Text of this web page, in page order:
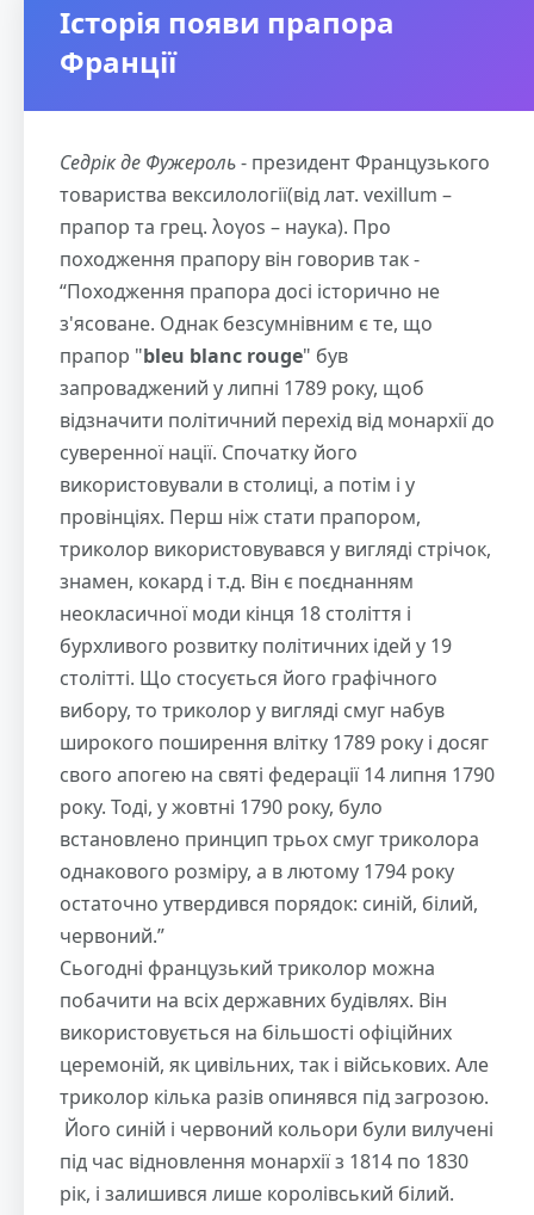
Історія появи прапора
Франції
Седрік де Фужероль- президент Французького
товариства вексилології(від лат. vexillum –
прапор та грец. λογοs – наука). Про
походження прапору він говорив так -
“Походження прапора досі історично не
з'ясоване. Однак безсумнівним є те, що
прапор "bleu blanc rouge" був
запроваджений у липні 1789 року, щоб
відзначити політичний перехід від монархії до
суверенної нації. Спочатку його
використовували в столиці, а потім і у
провінціях. Перш ніж стати прапором,
триколор використовувався у вигляді стрічок,
знамен, кокард і т.д. Він є поєднанням
неокласичної моди кінця 18 століття і
бурхливого розвитку політичних ідей у 19
столітті. Що стосується його графічного
вибору, то триколор у вигляді смуг набув
широкого поширення влітку 1789 року і досяг
свого апогею на святі федерації 14 липня 1790
року. Тоді, у жовтні 1790 року, було
встановлено принцип трьох смуг триколора
однакового розміру, а в лютому 1794 року
остаточно утвердився порядок: синій, білий,
червоний.”
Сьогодні французький триколор можна
побачити на всіх державних будівлях. Він
використовується на більшості офіційних
церемоній, як цивільних, так і військових. Але
триколор кілька разів опинявся під загрозою.
Його синій і червоний кольори були вилучені
під час відновлення монархії з 1814 по 1830
рік, і залишився лише королівський білий.